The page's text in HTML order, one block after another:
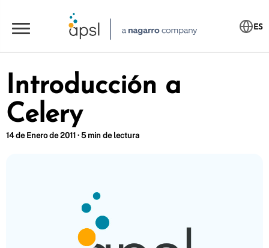
ES
Introducción a
Celery
14 de Enero de 2011 · 5 min de lectura